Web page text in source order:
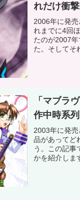
れだけ衝
2006年に発
れまでに4回
たのが2007
た。そしてそ
「マブラ
作中時系列
2003年に発
品があってど
う。この記事
かを紹介しま